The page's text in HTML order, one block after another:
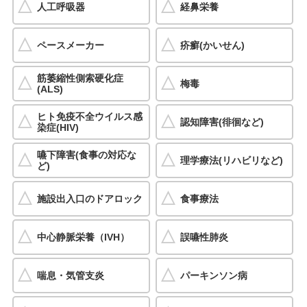
人工呼吸器 経鼻栄養
ペースメーカー 疥癬(かいせん)
筋萎縮性側索硬化症
(ALS)
梅毒
ヒト免疫不全ウイルス感
染症(HIV)
認知障害(徘徊など)
嚥下障害(食事の対応な
ど)
理学療法(リハビリなど)
施設出入口のドアロック 食事療法
中心静脈栄養（IVH） 誤嚥性肺炎
喘息・気管支炎 パーキンソン病